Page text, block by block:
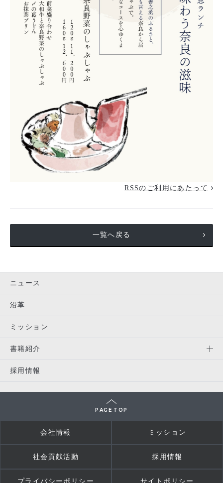
RSSのご利用にあたって
一覧へ戻る
ニュース
沿革
ミッション
書籍紹介
採用情報
PAGE TOP
会社情報 ミッション
社会貢献活動 採用情報
プライバシーポリシー サイトポリシー